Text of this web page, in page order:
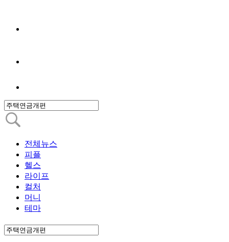
전체뉴스
피플
헬스
라이프
컬처
머니
테마